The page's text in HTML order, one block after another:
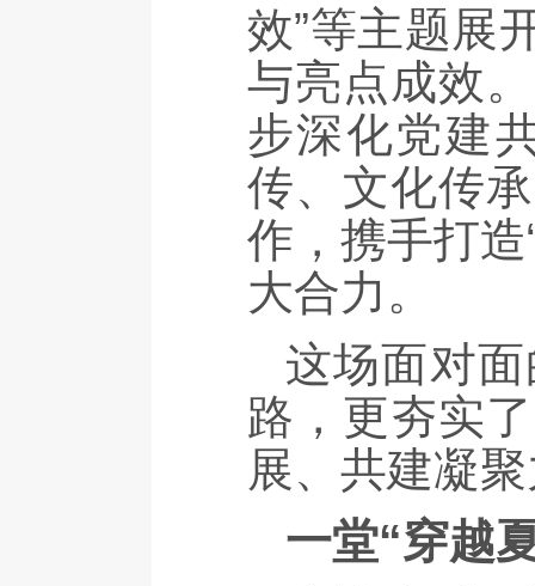
效”等主题展
与亮点成效
步深化党建
传、文化传
作，携手打
大合力。
这场面对
路，更夯实
展、共建凝
一堂“穿越